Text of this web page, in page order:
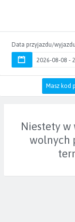
Data przyjazdu/wyjazdu
Masz kod
Niestety w
wolnych